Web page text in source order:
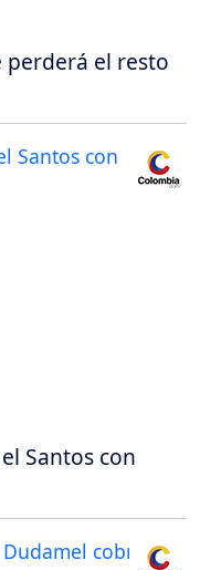
perderá el resto
Santos con